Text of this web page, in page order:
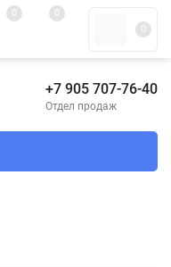
0
0
0
+7 905 707-76-40
Отдел продаж